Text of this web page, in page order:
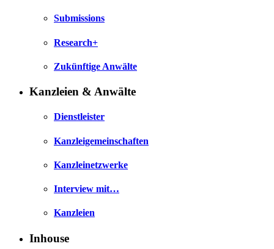
Submissions
Research+
Zukünftige Anwälte
Kanzleien & Anwälte
Dienstleister
Kanzleigemeinschaften
Kanzleinetzwerke
Interview mit…
Kanzleien
Inhouse